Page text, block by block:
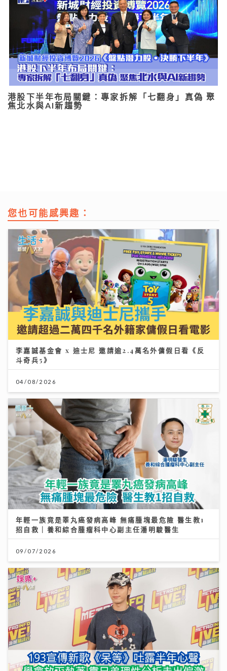
港股下半年布局關鍵：專家拆解「七翻身」真偽 聚
焦北水與AI新趨勢
您也可能感興趣：
李嘉誠基金會 x 迪士尼 邀請逾2.4萬名外傭假日看《反
斗奇兵5》
04/08/2026
年輕一族竟是睪丸癌發病高峰 無痛腫塊最危險 醫生教1
招自救｜養和綜合腫瘤科中心副主任潘明駿醫生
09/07/2026